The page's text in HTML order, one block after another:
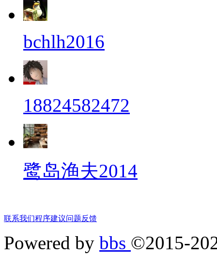
bchlh2016
18824582472
鹭岛渔夫2014
联系我们程序建议问题反馈
Powered by bbs ©2015-